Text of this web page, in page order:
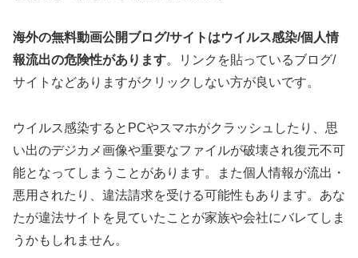
海外の無料動画公開ブログ/サイトはウイルス感染/個人情
報流出の危険性があります。リンクを貼っているブログ/
サイトなどありますがクリックしない方が良いです。
ウイルス感染するとPCやスマホがクラッシュしたり、思
い出のデジカメ画像や重要なファイルが破壊され復元不可
能となってしまうことがあります。また個人情報が流出・
悪用されたり、違法請求を受ける可能性もあります。あな
たが違法サイトを見ていたことが家族や会社にバレてしま
うかもしれません。